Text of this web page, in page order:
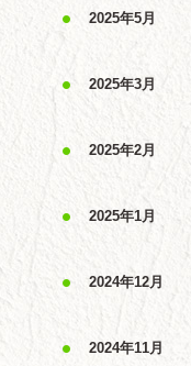
2025年5月
2025年3月
2025年2月
2025年1月
2024年12月
2024年11月